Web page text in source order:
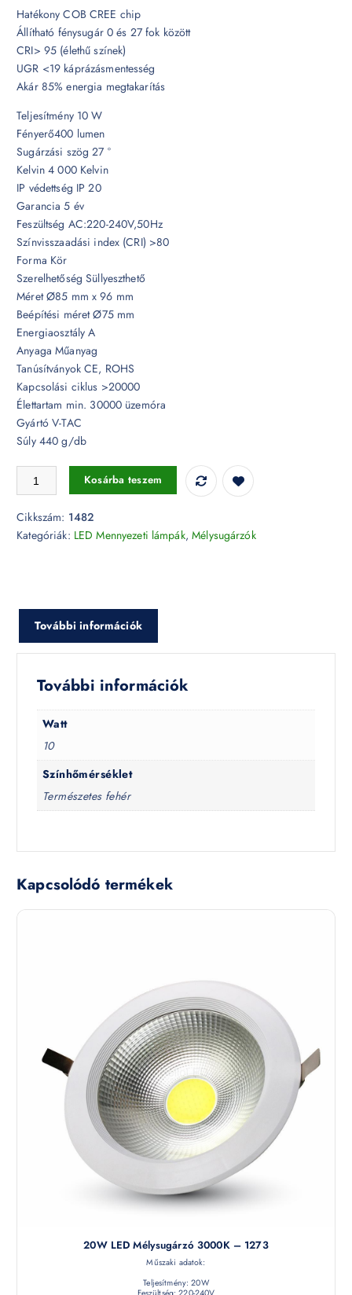
Hatékony COB CREE chip
Állítható fénysugár 0 és 27 fok között
CRI> 95 (élethű színek)
UGR <19 káprázásmentesség
Akár 85% energia megtakarítás
Teljesítmény 10 W
Fényerő400 lumen
Sugárzási szög 27 °
Kelvin 4 000 Kelvin
IP védettség IP 20
Garancia 5 év
Feszültség AC:220-240V,50Hz
Színvisszaadási index (CRI) >80
Forma Kör
Szerelhetőség Süllyeszthető
Méret Ø85 mm x 96 mm
Beépítési méret Ø75 mm
Energiaosztály A
Anyaga Műanyag
Tanúsítványok CE, ROHS
Kapcsolási ciklus >20000
Élettartam min. 30000 üzemóra
Gyártó V-TAC
Súly 440 g/db
10W LED COB mélysugárzó 0-27° 4000K - 1482 mennyiség
Kosárba teszem
Cikkszám: 1482
Kategóriák: LED Mennyezeti lámpák,Mélysugárzók
További információk
További információk
Watt
10
Színhőmérséklet
Természetes fehér
Kapcsolódó termékek
20W LED Mélysugárzó 3000K – 1273
Műszaki adatok:
Teljesítmény: 20W